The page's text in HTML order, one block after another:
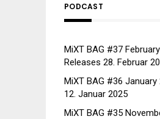
PODCAST
MiXT BAG #37
Releases 28. Februar
MiXT BAG #36
12. Januar 2025
MiXT BAG #35